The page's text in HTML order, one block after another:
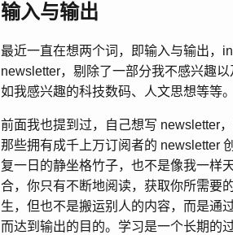
输入与输出
最近一直在想两个词，即输入与输出，
newsletter，剔除了一部分我不感兴趣
如我感兴趣的科技数码、人文思想等等。
前面我也提到过，自己想写 newsletter
那些拥有成千上万订阅者的 newsletter
复一日的静坐格竹子，也不是像我一样
合，你只有不断地阅读，获取你所需要
生，但也不是搬运别人的内容，而是通
而达到输出的目的。学习是一个长期的